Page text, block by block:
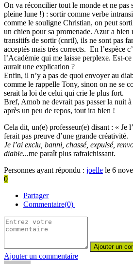
On va réconcilier tout le monde et ne pas
pleine lune !) : sortir comme verbe
comme le souligne Christian, on peut
un chien pour sa promenade. Azur a bien
transitifs de sortir (cnrtl), ils ne sont pas
acceptés mais très corrects. En l’espèce
l’Académie qui me laisse perplexe. Est-
aurait une explication ?
Enfin, il n’y a pas de quoi envoyer au
comme le rappelle Tony, sinon on ne se
serait la loi de celui qui crie le plus fort.
Bref, Amob ne devrait pas passer la nuit
après un peu de repos, tout ira bien !
Cela dit, un(e) professeur(e) disant : « Je
ferait pas preuve d’une grande créativité.
Je l’ai exclu, banni, chassé, expulsé,
diable...me paraît plus rafraichissant.
Personnes ayant répondu : joelle le 6
0
Partager
Commentaire(0)
Ajouter un commentaire